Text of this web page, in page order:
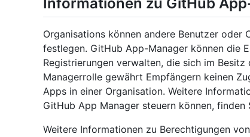
Organisations können andere Benutzer oder
festlegen. GitHub App-Manager können die
Registrierungen verwalten, die sich im
Managerrolle gewährt Empfängern keinen
Apps in einer Organisation. Weitere
GitHub App Manager steuern können, finden
Weitere Informationen zu Berechtigungen